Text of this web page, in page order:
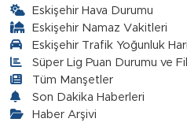
Eskişehir Hava Durumu
Eskişehir Namaz Vakitleri
Eskişehir Trafik Yoğunluk
Süper Lig Puan Durumu ve
Tüm Manşetler
Son Dakika Haberleri
Haber Arşivi